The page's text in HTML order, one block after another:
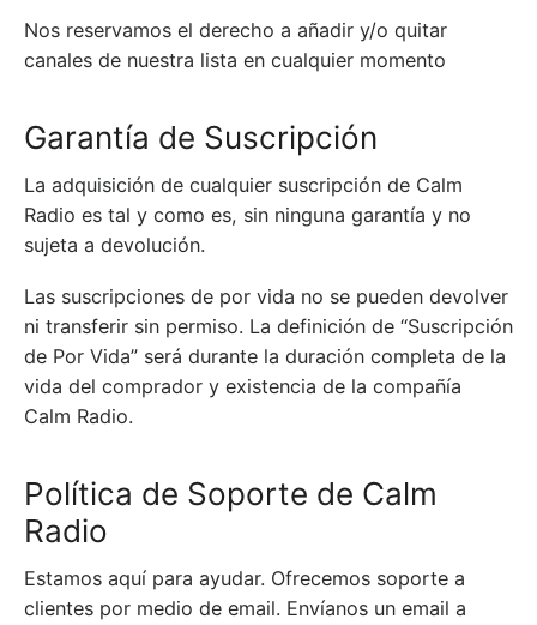
Nos reservamos el derecho a añadir y/o quitar
canales de nuestra lista en cualquier momento
Garantía de Suscripción
La adquisición de cualquier suscripción de Calm
Radio es tal y como es, sin ninguna garantía y no
sujeta a devolución.
Las suscripciones de por vida no se pueden devolver
ni transferir sin permiso. La definición de “Suscripción
de Por Vida” será durante la duración completa de la
vida del comprador y existencia de la compañía
Calm Radio.
Política de Soporte de Calm
Radio
Estamos aquí para ayudar. Ofrecemos soporte a
clientes por medio de email. Envíanos un email a